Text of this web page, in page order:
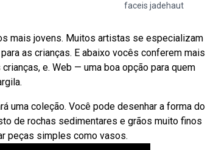
faceis jadehaut
mais jovens. Muitos artistas se especializam
as crianças. E abaixo vocês conferem mais
e. Web — uma boa opção para quem
uma coleção. Você pode desenhar a forma do
de rochas sedimentares e grãos muito finos
peças simples como vasos.